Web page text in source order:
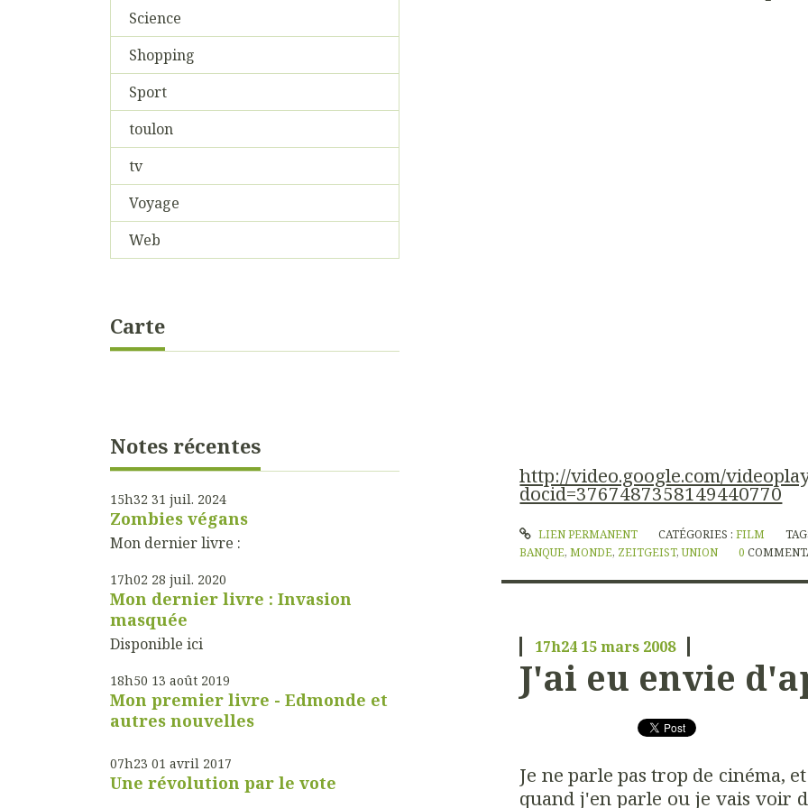
Science
Shopping
Sport
toulon
tv
Voyage
Web
Carte
Notes récentes
15h32 31 juil. 2024
Zombies végans
Mon dernier livre :
17h02 28 juil. 2020
Mon dernier livre : Invasion
masquée
Disponible ici
18h50 13 août 2019
Mon premier livre - Edmonde et
autres nouvelles
07h23 01 avril 2017
Une révolution par le vote
http://video.google.com/
docid=3767487358149440770
LIEN PERMANENT CATÉGORIES : FILM
BANQUE,MONDE, ZEITGEIST,UNION 0
17h24 15mars 2008
J'ai eu envie
Je ne parle pas trop de cinéma,
quand j'en parle ou je vais voir